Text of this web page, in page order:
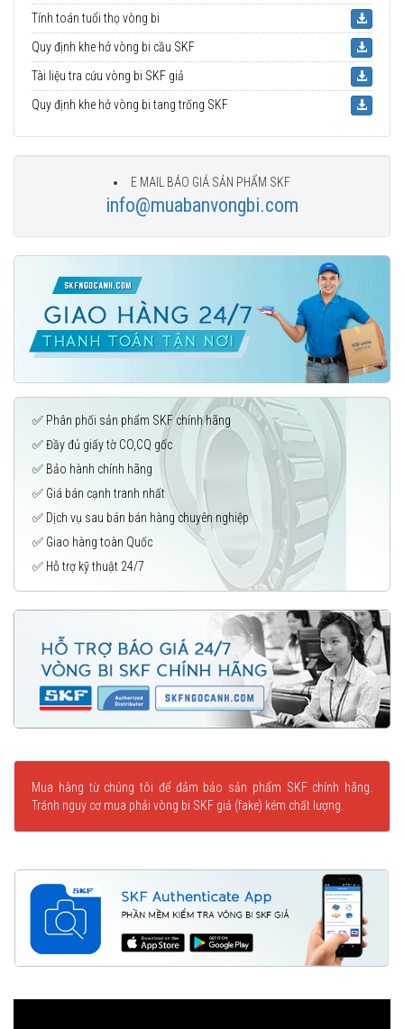
Tính toán tuổi thọ vòng bi
Quy định khe hở vòng bi cầu SKF
Tài liệu tra cứu vòng bi SKF giả
Quy định khe hở vòng bi tang trống SKF
E MAIL BÁO GIÁ SẢN PHẨM SKF
info@muabanvongbi.com
✅ Phân phối sản phẩm SKF chính hãng
✅ Đầy đủ giấy tờ CO,CQ gốc
✅ Bảo hành chính hãng
✅ Giá bán cạnh tranh nhất
✅ Dịch vụ sau bán bán hàng chuyên nghiệp
✅ Giao hàng toàn Quốc
✅ Hỗ trợ kỹ thuật 24/7
Mua hàng từ chúng tôi để đảm bảo sản phẩm SKF chính hãng.
Tránh nguy cơ mua phải vòng bi SKF giả (fake) kém chất lượng.